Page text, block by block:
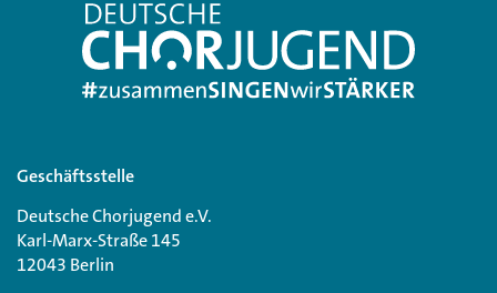
Geschäftsstelle
Deutsche Chorjugend e.V.
Karl-Marx-Straße 145
12043 Berlin